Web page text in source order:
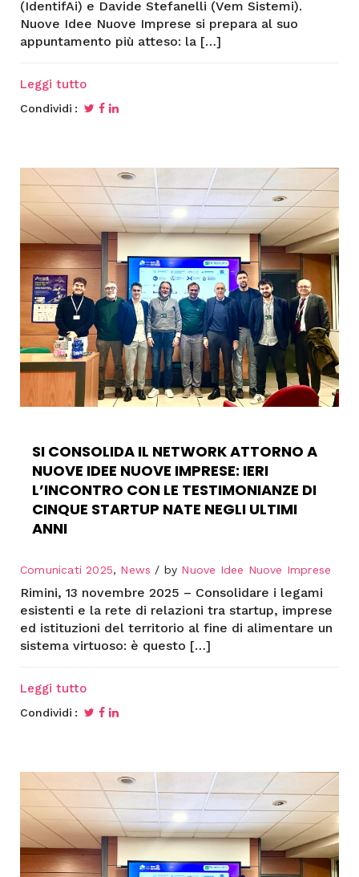
(IdentifAi) e Davide Stefanelli (Vem Sistemi).
Nuove Idee Nuove Imprese si prepara al suo
appuntamento più atteso: la […]
Leggi tutto
Condividi
SI CONSOLIDA IL NETWORK ATTORNO A
NUOVE IDEE NUOVE IMPRESE: IERI
L’INCONTRO CON LE TESTIMONIANZE DI
CINQUE STARTUP NATE NEGLI ULTIMI
ANNI
Comunicati 2025, News by Nuove Idee Nuove Imprese
Rimini, 13 novembre 2025 – Consolidare i legami
esistenti e la rete di relazioni tra startup, imprese
ed istituzioni del territorio al fine di alimentare un
sistema virtuoso: è questo […]
Leggi tutto
Condividi